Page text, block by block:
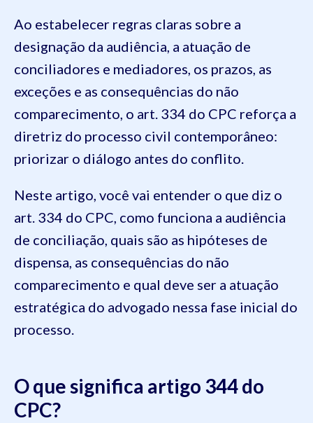
Ao estabelecer regras claras sobre a
designação da audiência, a atuação de
conciliadores e mediadores, os prazos, as
exceções e as consequências do não
comparecimento, o art. 334 do CPC reforça a
diretriz do processo civil contemporâneo:
priorizar o diálogo antes do conflito.
Neste artigo, você vai entender o que diz o
art. 334 do CPC, como funciona a audiência
de conciliação, quais são as hipóteses de
dispensa, as consequências do não
comparecimento e qual deve ser a atuação
estratégica do advogado nessa fase inicial do
processo.
O que significa artigo 344 do
CPC?